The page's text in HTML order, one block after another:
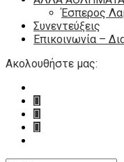
Έσπερος
Συνεντεύξεις
Επικοινωνία –
Ακολουθήστε μας: